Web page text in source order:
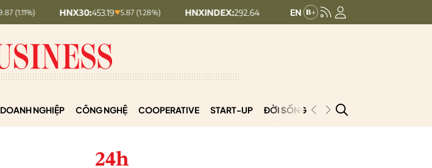
HNX30: 453.19 5.87 (1.28%) HNXINDEX: 292.64 8.56 (2.84%) UPCOMINDEX:127.17
DOANH NGHIỆP CÔNG NGHỆ COOPERATIVE START-UP ĐỜI SỐNG PODCAST
24h